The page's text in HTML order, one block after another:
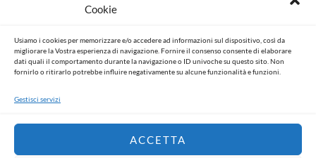
Cookie
Usiamo i cookies per memorizzare e/o accedere ad informazioni sul dispositivo, così da
migliorare la Vostra esperienza di navigazione. Fornire il consenso consente di elaborare
dati quali il comportamento durante la navigazione o ID univoche su questo sito. Non
fornirlo o ritirarlo potrebbe influire negativamente su alcune funzionalità e funzioni.
Gestisci servizi
ACCETTA
4.6 (14)
NOVITA’ NORMATIVE E GIURISPRUDENZIALI